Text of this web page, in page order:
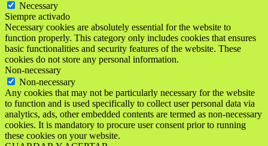
Necessary
Siempre activado
Necessary cookies are absolutely essential for the website to
function properly. This category only includes cookies that ensures
basic functionalities and security features of the website. These
cookies do not store any personal information.
Non-necessary
Non-necessary
Any cookies that may not be particularly necessary for the website
to function and is used specifically to collect user personal data via
analytics, ads, other embedded contents are termed as non-necessary
cookies. It is mandatory to procure user consent prior to running
these cookies on your website.